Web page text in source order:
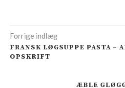
Forrige indlæg
FRANSK LØGSUPPE PASTA –
OPSKRIFT
ÆBLE